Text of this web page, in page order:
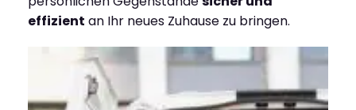
effizient an Ihr neues Zuhause zu bringen.